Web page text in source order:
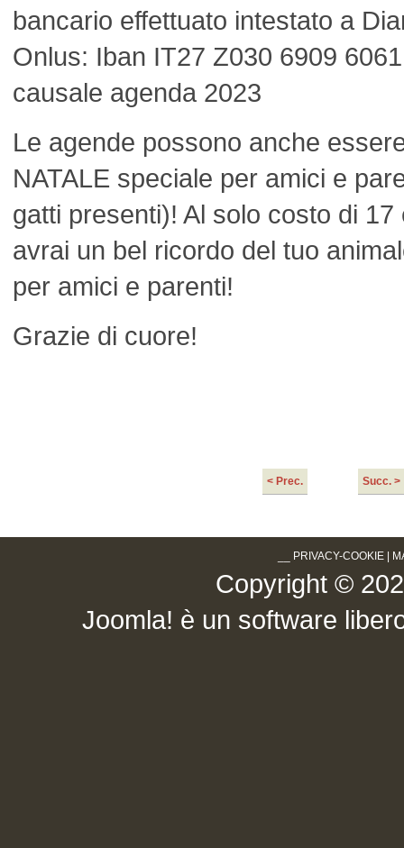
bancario effettuato intestato a
Onlus: Iban IT27 Z030 6909
causale agenda 2023
Le agende possono anche
NATALE speciale per amici e
gatti presenti)! Al solo costo di
avrai un bel ricordo del tuo
per amici e parenti!
Grazie di cuore!
< Prec. Succ. >
PRIVACY-COOKIE
Copyright ©
Joomla! è un software